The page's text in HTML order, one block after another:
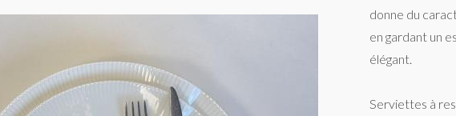
donne du
en gardant un
élégant.
Serviettes à